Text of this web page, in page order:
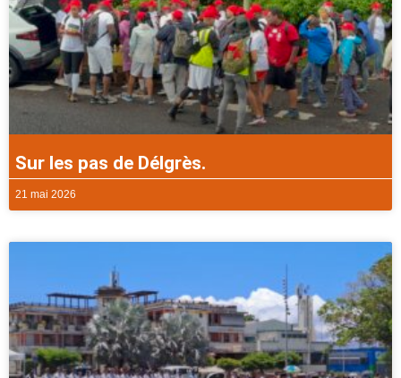
Sur les pas de Délgrès.
21 mai 2026